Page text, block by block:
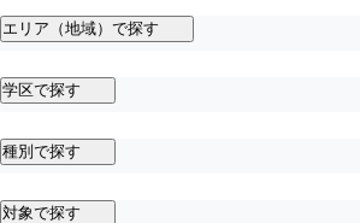
エリア（地域）で探す
学区で探す
種別で探す
対象で探す